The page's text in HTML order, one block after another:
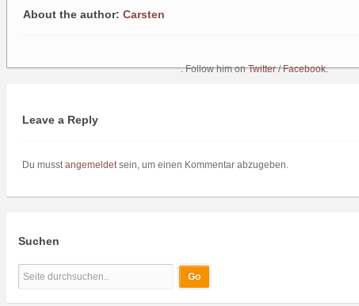
About the author: Carsten
. Follow him onTwitter/Facebook.
Leave a Reply
Du musst angemeldet sein, um einen Kommentar abzugeben.
Suchen